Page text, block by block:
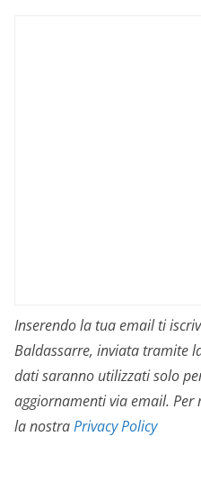
Inserendo la tua email ti
Baldassarre, inviata tramite
dati saranno utilizzati solo
aggiornamenti via email.
la nostraPrivacy Policy